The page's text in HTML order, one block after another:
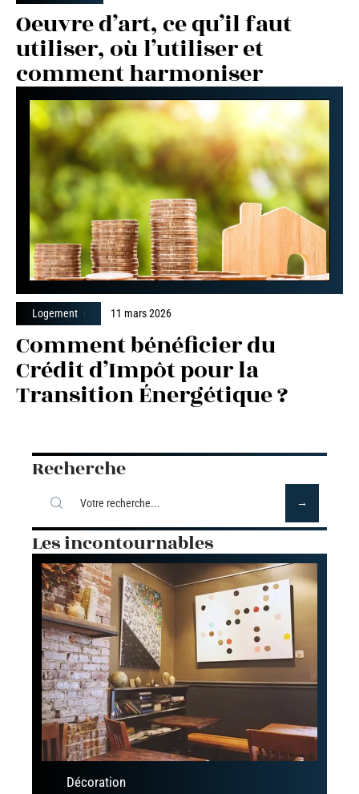
Oeuvre d’art, ce qu’il faut
utiliser, où l’utiliser et
comment harmoniser
Logement 11 mars 2026
Comment bénéficier du
Crédit d’Impôt pour la
Transition Énergétique ?
Recherche
Les incontournables
Décoration